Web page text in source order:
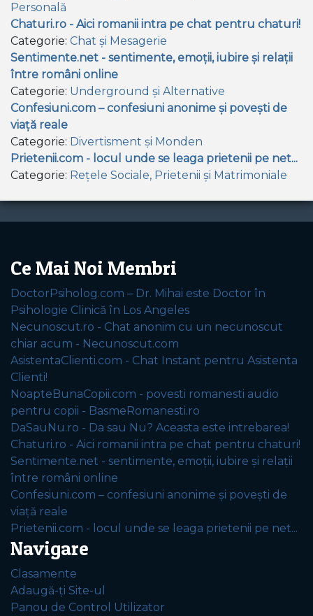
Personală
Chaturi.ro - Aici romanii intra pe chat pentru chaturi!
Categorie: Chat și Mesagerie
Sentimente.net - sentimente, emoții, iubire și relații
între români online
Categorie: Underground și Alternative
Confesiuni.com – confesiuni anonime și povești de
viață reale
Categorie: Divertisment și Monden
Prietenii.com - locul unde se leaga prietenii pe net...
Categorie: Rețele Sociale, Prietenii și Matrimoniale
Ce Mai Noi Membri
DoctorPsiholog.com – Dr. Mihai este Doctor în
Psihologie Clinică în Los Angeles
Necunoscut.ro - Chat anonim cu un necunoscut
chiar acum - Necunoscut.com
AsistentaClienti.com - Chat Instant pentru Asistenta
Clienti!
NoapteBunaCopii.com - povesti romanesti audio
pentru copii - BasmeRomanesti.ro
DaSauNu.ro - Da sau Nu? Aceasta este intrebarea!
Chaturi.ro - Aici romanii intra pe chat pentru chaturi!
Sentimente.net - sentimente, emoții, iubire și relații
între români online
Confesiuni.com – confesiuni anonime și povești de
viață reale
Prietenii.com - locul unde se leaga prietenii pe net...
Navigare
Clasamente
Adaugă-ți Site-ul
Panou de Control Utilizator